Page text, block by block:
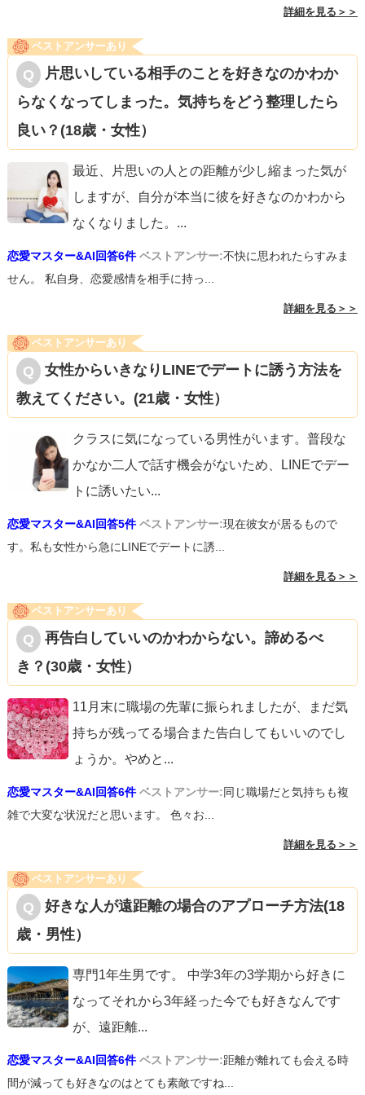
詳細を見る＞＞
ベストアンサーあり
片思いしている相手のことを好きなのかわか
らなくなってしまった。気持ちをどう整理したら
良い？(18歳・女性）
最近、片思いの人との距離が少し縮まった気が
しますが、自分が本当に彼を好きなのかわから
なくなりました。 ...
恋愛マスター&AI回答6件 ベストアンサー:不快に思われたらすみま
せん。 私自身、恋愛感情を相手に持っ...
詳細を見る＞＞
ベストアンサーあり
女性からいきなりLINEでデートに誘う方法を
教えてください。(21歳・女性）
クラスに気になっている男性がいます。普段な
かなか二人で話す機会がないため、LINEでデー
トに誘いたい...
恋愛マスター&AI回答5件 ベストアンサー:現在彼女が居るもので
す。私も女性から急にLINEでデートに誘...
詳細を見る＞＞
ベストアンサーあり
再告白していいのかわからない。諦めるべ
き？(30歳・女性）
11月末に職場の先輩に振られましたが、まだ気
持ちが残ってる場合また告白してもいいのでし
ょうか。やめと ...
恋愛マスター&AI回答6件 ベストアンサー:同じ職場だと気持ちも複
雑で大変な状況だと思います。 色々お...
詳細を見る＞＞
ベストアンサーあり
好きな人が遠距離の場合のアプローチ方法(18
歳・男性）
専門1年生男です。 中学3年の3学期から好きに
なってそれから3年経った今でも好きなんです
が、遠距離...
恋愛マスター&AI回答6件 ベストアンサー:距離が離れても会える時
間が減っても好きなのはとても素敵ですね...